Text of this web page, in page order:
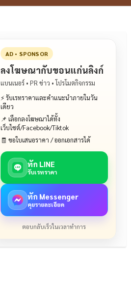
AD • SPONSOR
ลงโฆษณากับขอนแก่นลิงก์
แบนเนอร์ • PR ข่าว • โปรโมตกิจกรรม
⚡ รับเรทราคาและคำแนะนำภายในวัน
เดียว
📌 เลือกลงโฆษณาได้ทั้ง
เว็บไซต์/Facebook/Tiktok
🧾 ขอใบเสนอราคา / ออกเอกสารได้
ทัก LINE
รับเรทราคา
ทัก Messenger
คุยรายละเอียด
ตอบกลับเร็วในเวลาทำการ